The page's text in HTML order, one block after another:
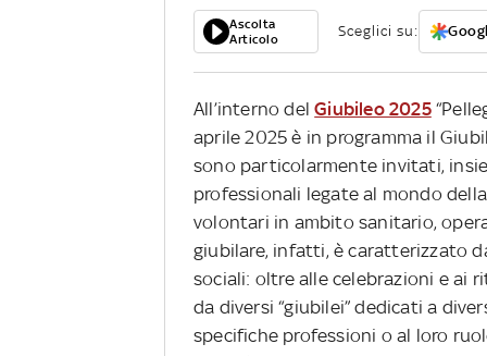
Ascolta
Articolo
Sceglici su:
All’interno delGiubileo 2025
aprile 2025 è in programma il
sono particolarmente invitati,
professionali legate al mondo
volontari in ambito sanitario,
giubilare, infatti, è caratterizzato
sociali: oltre alle celebrazioni e ai
da diversi “giubilei” dedicati a
specifiche professioni o al loro